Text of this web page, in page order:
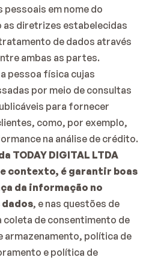
em nome do
diretrizes estabelecidas
de dados através
ambas as partes.
a pessoa física cujas
por meio de consultas
para fornecer
como, por exemplo,
na análise de crédito.
TODAY DIGITAL LTDA
contexto, é garantir boas
da informação no
, e nas questões de
coleta de consentimento de
política de
e política de